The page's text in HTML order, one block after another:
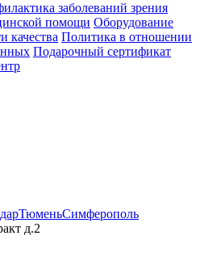
заболеваний зрения
помощи Оборудование
качества Политика в отношении
Подарочный сертификат
ТюменьСимферополь
д.2